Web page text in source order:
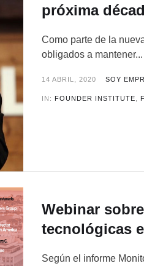
próxima
Como parte de la
obligados a mantener...
14 ABRIL, 2020 SOY
IN: FOUNDER INSTITUTE
Webinar
tecnológicas
Según el informe